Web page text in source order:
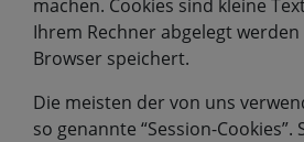
machen. Cookies sind kleine
Ihrem Rechner abgelegt
Browser speichert.
Die meisten der von uns
so genannte “Session-Cookies”.